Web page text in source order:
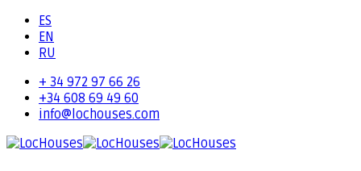
ES
EN
RU
+ 34 972 97 66 26
+34 608 69 49 60
info@lochouses.com